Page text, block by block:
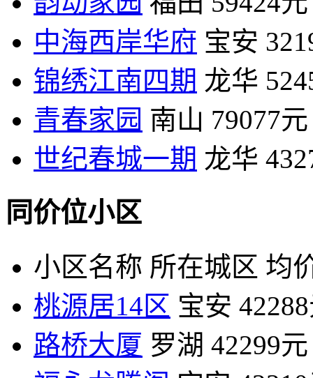
中海西岸华府 宝安
锦绣江南四期 龙华
青春家园 南山 79077元
世纪春城一期 龙华
同价位小区
小区名称 所在城区 均
桃源居14区 宝安
路桥大厦 罗湖 42299元